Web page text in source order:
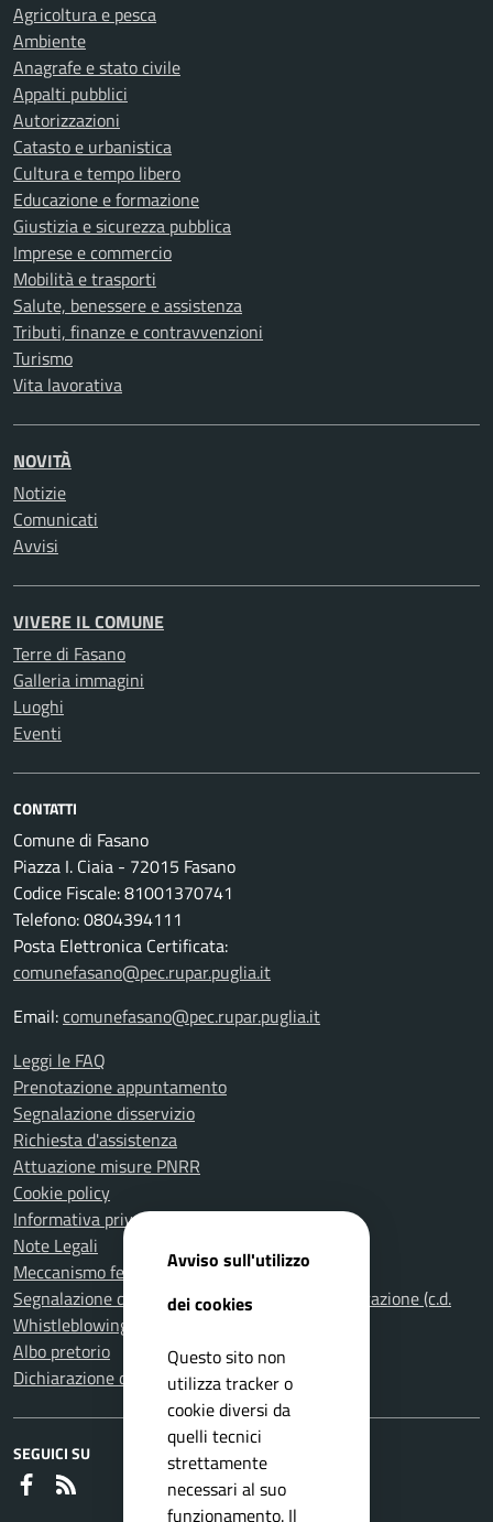
Agricoltura e pesca
Ambiente
Anagrafe e stato civile
Appalti pubblici
Autorizzazioni
Catasto e urbanistica
Cultura e tempo libero
Educazione e formazione
Giustizia e sicurezza pubblica
Imprese e commercio
Mobilità e trasporti
Salute, benessere e assistenza
Tributi, finanze e contravvenzioni
Turismo
Vita lavorativa
NOVITÀ
Notizie
Comunicati
Avvisi
VIVERE IL COMUNE
Terre di Fasano
Galleria immagini
Luoghi
Eventi
CONTATTI
Comune di Fasano
Piazza I. Ciaia - 72015 Fasano
Codice Fiscale: 81001370741
Telefono: 0804394111
Posta Elettronica Certificata:
comunefasano@pec.rupar.puglia.it
Email:comunefasano@pec.rupar.puglia.it
Leggi le FAQ
Prenotazione appuntamento
Segnalazione disservizio
Richiesta d'assistenza
Attuazione misure PNRR
Cookie policy
Informativa privacy
Note Legali
Meccanismo feedback per l'accessibilità
Segnalazione di illeciti nella Pubblica Amministrazione (c.d.
Whistleblowing)
Albo pretorio
Dichiarazione di accessibilità
SEGUICI SU
Faceboook
Avviso sull'utilizzo
dei cookies
Questo sito non
utilizza tracker o
cookie diversi da
quelli tecnici
strettamente
necessari al suo
funzionamento. Il